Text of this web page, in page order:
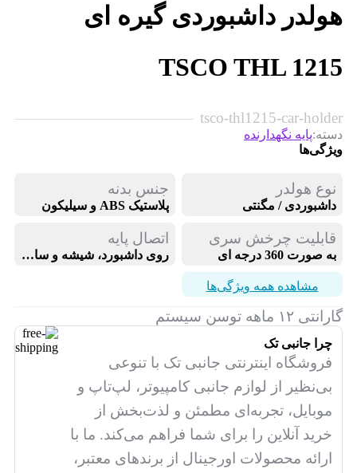
هولدر داشبوردی گیره ای
TSCO THL 1215
tsco-thl1215-car-holder
دسته:پایه نگهدارنده
ویژگی‌ها
نوع هولدر
داشبوردی / مگنتی
جنس بدنه
پلاستیک ABS و سیلیکون
قابلیت چرخش سری
به صورت 360 درجه ای
اتصال پایه
روی داشبورد، شیشه و سایر سطوح صاف
مشاهده همه ویژگی‌ها
گارانتی ۱۲ ماهه توسن سیستم
چرا جانبی تک
فروشگاه اینترنتی جانبی تک با تنوعی
بی‌نظیر از لوازم جانبی کامپیوتر، لپ‌تاپ و
موبایل، تجربه‌ای مطمئن و لذت‌بخش از
خرید آنلاین را برای شما فراهم می‌کند. ما با
ارائه محصولات اورجینال از برندهای معتبر،